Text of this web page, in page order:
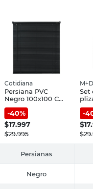
Cotidiana
Persiana PVC
Negro 100x100 Cm
Cotidiana
-40%
$17.997
$29.995
Set
-
$
$
Persianas
Negro